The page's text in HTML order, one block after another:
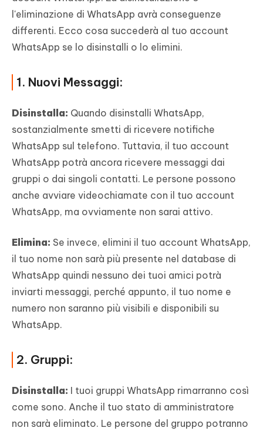
l'eliminazione di WhatsApp avrà conseguenze
differenti. Ecco cosa succederà al tuo account
WhatsApp se lo disinstalli o lo elimini.
1. Nuovi Messaggi:
Disinstalla: Quando disinstalli WhatsApp,
sostanzialmente smetti di ricevere notifiche
WhatsApp sul telefono. Tuttavia, il tuo account
WhatsApp potrà ancora ricevere messaggi dai
gruppi o dai singoli contatti. Le persone possono
anche avviare videochiamate con il tuo account
WhatsApp, ma ovviamente non sarai attivo.
Elimina: Se invece, elimini il tuo account WhatsApp,
il tuo nome non sarà più presente nel database di
WhatsApp quindi nessuno dei tuoi amici potrà
inviarti messaggi, perché appunto, il tuo nome e
numero non saranno più visibili e disponibili su
WhatsApp.
2. Gruppi:
Disinstalla: I tuoi gruppi WhatsApp rimarranno così
come sono. Anche il tuo stato di amministratore
non sarà eliminato. Le persone del gruppo potranno